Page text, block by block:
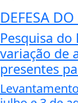
DEFESA
Pesquisa
variação de
presentes